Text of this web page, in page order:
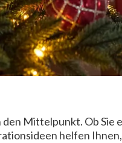
Mittelpunkt. Ob Sie
helfen